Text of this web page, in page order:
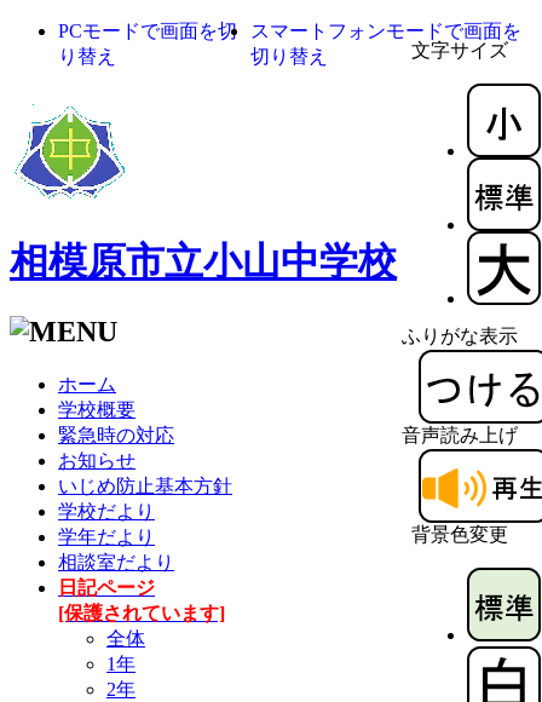
文字サイズ
ふりがな表示
音声読み上げ
背景色変更
PCモードで画面を切
り替え
スマートフォンモードで画面を
切り替え
相模原市立小山中学校
ホーム
学校概要
緊急時の対応
お知らせ
いじめ防止基本方針
学校だより
学年だより
相談室だより
日記ページ
[保護されています]
全体
1年
2年